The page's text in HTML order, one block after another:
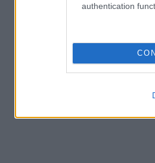
authentication